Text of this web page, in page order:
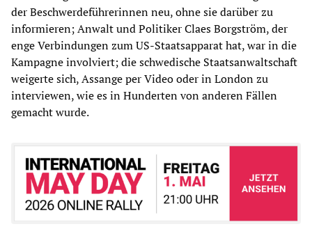
der Beschwerdeführerinnen neu, ohne sie darüber zu
informieren; Anwalt und Politiker Claes Borgström, der
enge Verbindungen zum US-Staatsapparat hat, war in die
Kampagne involviert; die schwedische Staatsanwaltschaft
weigerte sich, Assange per Video oder in London zu
interviewen, wie es in Hunderten von anderen Fällen
gemacht wurde.